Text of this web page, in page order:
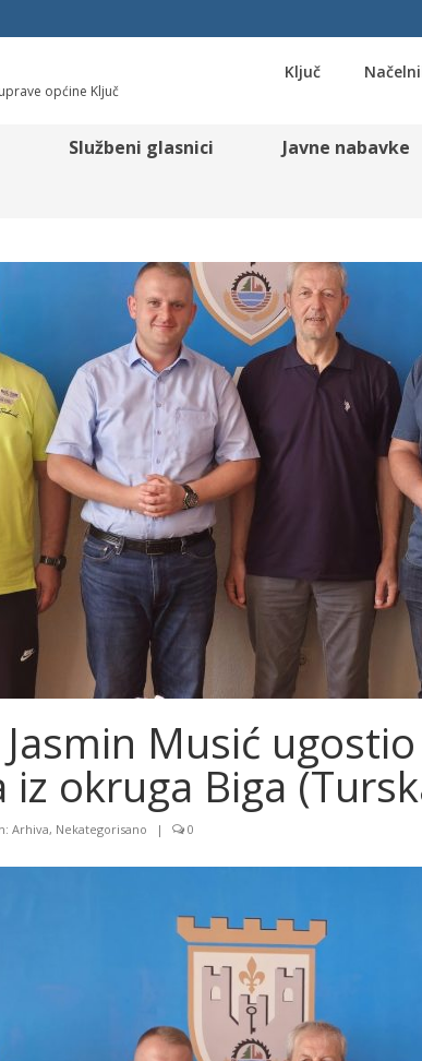
općine Ključ
Ključ
Službeni glasnici Javne nabavke
Musić
iz okruga Biga
Arhiva, Nekategorisano | 0